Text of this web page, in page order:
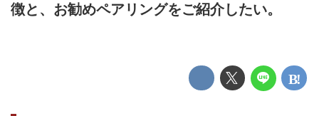
徴と、お勧めペアリングをご紹介したい。